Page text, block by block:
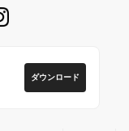
ダウンロード